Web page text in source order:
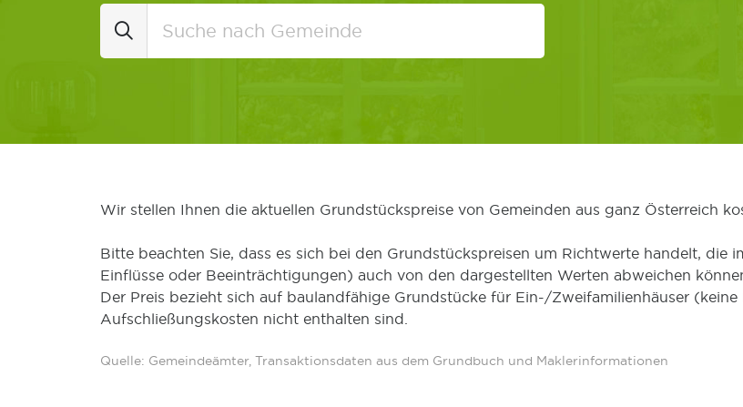
Wir stellen Ihnen die aktuellen Grundstückspreise von Gemeinden aus ganz Österreich
Bitte beachten Sie, dass es sich bei den Grundstückspreisen um Richtwerte handelt, die
Einflüsse oder Beeinträchtigungen) auch von den dargestellten Werten abweichen
Der Preis bezieht sich auf baulandfähige Grundstücke für Ein-/Zweifamilienhäuser
Aufschließungskosten nicht enthalten sind.
Quelle: Gemeindeämter, Transaktionsdaten aus dem Grundbuch und Maklerinformationen